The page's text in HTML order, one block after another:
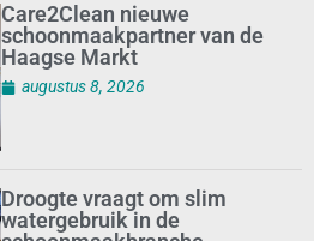
Care2Clean nieuwe
schoonmaakpartner van de
Haagse Markt
augustus 8, 2026
Droogte vraagt om slim
watergebruik in de